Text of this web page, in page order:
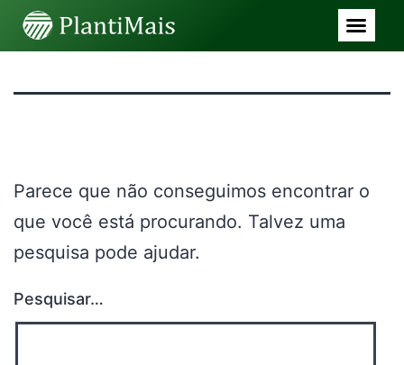
Parece que não conseguimos encontrar o
que você está procurando. Talvez uma
pesquisa pode ajudar.
Pesquisar…